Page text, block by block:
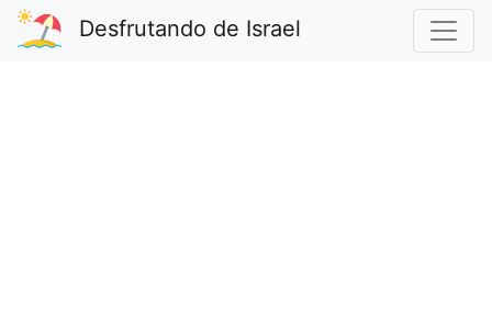
Desfrutando de Israel